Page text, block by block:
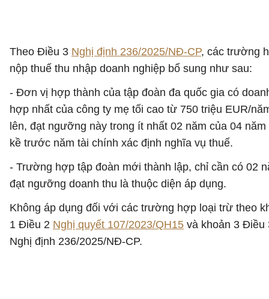
Theo Điều 3 Nghị định 236/2025/NĐ-CP, các trường
nộp thuế thu nhập doanh nghiệp bổ sung như sau:
- Đơn vị hợp thành của tập đoàn đa quốc gia có
hợp nhất của công ty mẹ tối cao từ 750 triệu EUR/
lên, đạt ngưỡng này trong ít nhất 02 năm của 04 năm
kề trước năm tài chính xác định nghĩa vụ thuế.
- Trường hợp tập đoàn mới thành lập, chỉ cần có 02
đạt ngưỡng doanh thu là thuộc diện áp dụng.
Không áp dụng đối với các trường hợp loại trừ theo
1 Điều 2 Nghị quyết 107/2023/QH15 và khoản 3 Điều
Nghị định 236/2025/NĐ-CP.